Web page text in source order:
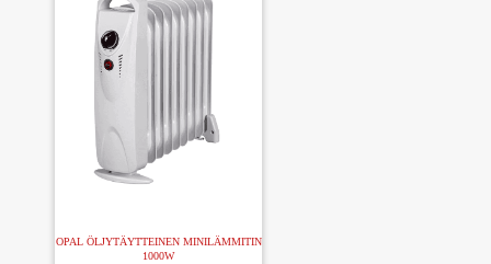
OPAL ÖLJYTÄYTTEINEN MINILÄMMITIN
1000W